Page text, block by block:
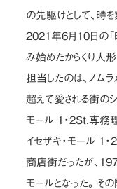
の先駆けとして、時
2021年6月10日の「
み始めたからくり人
担当したのは、ノムラ
超えて愛される街の
モール 1・2St.専務
イセザキ・モール 1
商店街だったが、
モールとなった。その